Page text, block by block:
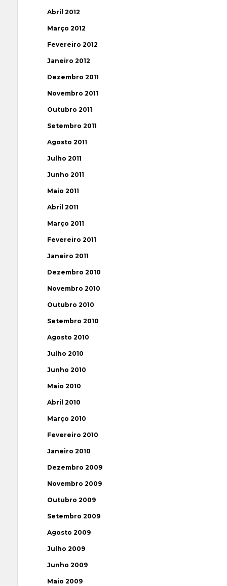
Abril 2012
Março 2012
Fevereiro 2012
Janeiro 2012
Dezembro 2011
Novembro 2011
Outubro 2011
Setembro 2011
Agosto 2011
Julho 2011
Junho 2011
Maio 2011
Abril 2011
Março 2011
Fevereiro 2011
Janeiro 2011
Dezembro 2010
Novembro 2010
Outubro 2010
Setembro 2010
Agosto 2010
Julho 2010
Junho 2010
Maio 2010
Abril 2010
Março 2010
Fevereiro 2010
Janeiro 2010
Dezembro 2009
Novembro 2009
Outubro 2009
Setembro 2009
Agosto 2009
Julho 2009
Junho 2009
Maio 2009